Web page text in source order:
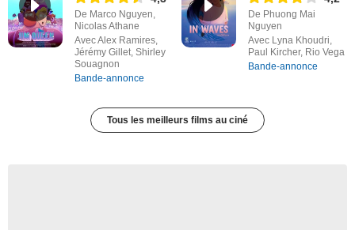
De Marco Nguyen,
Nicolas Athane
Avec Alex Ramires,
Jérémy Gillet, Shirley
Souagnon
Bande-annonce
De Phuong Mai
Nguyen
Avec Lyna Khoudri,
Paul Kircher, Rio Vega
Bande-annonce
Tous les meilleurs films au ciné